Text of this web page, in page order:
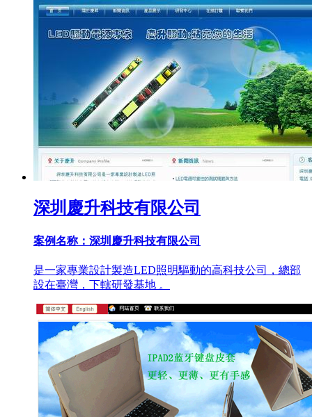
深圳慶升科技有限公司
案例名称：深圳慶升科技有限公司
是一家專業設計製造LED照明驅動的高科技公司，總部
設在臺灣，下轄研發基地 。